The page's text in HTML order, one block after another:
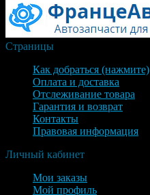
Страницы
Как добраться (нажмите)
Оплата и доставка
Отслеживание товара
Гарантия и возврат
Контакты
Правовая информация
Личный кабинет
Мои заказы
Мой профиль